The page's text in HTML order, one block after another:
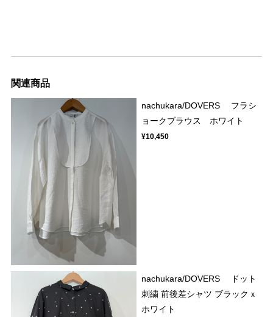
関連商品
nachukara/DOVERS フラシ
ョークブラウス ホワイト
¥10,450
nachukara/DOVERS ドット
刺繍 前後差シャツ ブラックｘ
ホワイト